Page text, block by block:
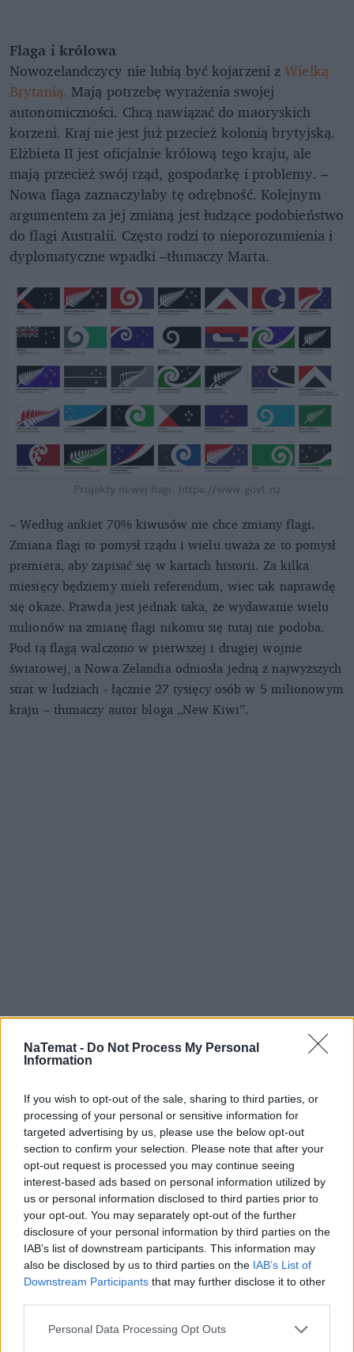
NaTemat - Do Not Process My Personal
Information
If you wish to opt-out of the sale, sharing to third parties, or
processing of your personal or sensitive information for
targeted advertising by us, please use the below opt-out
section to confirm your selection. Please note that after your
opt-out request is processed you may continue seeing
interest-based ads based on personal information utilized by
us or personal information disclosed to third parties prior to
your opt-out. You may separately opt-out of the further
disclosure of your personal information by third parties on the
IAB’s list of downstream participants. This information may
also be disclosed by us to third parties on the IAB’s List of
Downstream Participants that may further disclose it to other
Personal Data Processing Opt Outs
Flaga i królowa
Nowozelandczycy nie lubią być kojarzeni zWielką
Brytanią. Mają potrzebę wyrażenia swojej
autonomiczności. Chcą nawiązać do maoryskich
korzeni. Kraj nie jest już przecież kolonią brytyjską.
Elżbieta II jest oficjalnie królową tego kraju, ale
mają przecież swój rząd, gospodarkę i problemy. –
Nowa flaga zaznaczyłaby tę odrębność. Kolejnym
argumentem za jej zmianą jest łudzące podobieństwo
do flagi Australii. Często rodzi to nieporozumienia i
dyplomatyczne wpadki –tłumaczy Marta.
Projekty nowej flagi. https://www.govt.nz
– Według ankiet 70% kiwusów nie chce zmiany flagi.
Zmiana flagi to pomysł rządu i wielu uważa ze to pomysł
premiera, aby zapisać się w kartach historii. Za kilka
miesięcy będziemy mieli referendum, wiec tak naprawdę
się okaże. Prawda jest jednak taka, że wydawanie wielu
milionów na zmianę flagi nikomu się tutaj nie podoba.
Pod tą flagą walczono w pierwszej i drugiej wojnie
światowej, a Nowa Zelandia odniosła jedną z najwyższych
strat w ludziach - łącznie 27 tysięcy osób w 5 milionowym
kraju – tłumaczy autor bloga „New Kiwi”.
Domowy obiad od podstaw bez stania
godzinami w kuchni? Sprawdziłam,
czy to możliwe
– To nie jest tak, że mieszkańcy wyspy czują niechęć do
brytyjskiej Rodziny Królewskiej. Ale nie darzą jej taką
miłością, jak Brytyjczycy. Temat zmiany flagi pojawia się
tam już od kilku lat. Nowa Zelandia ma też drugą,
nieoficjalną flagę. Powiewa jest podczas meczów rugby -
biały liść paproci na czarnym tle. Ten liść - silver fern -